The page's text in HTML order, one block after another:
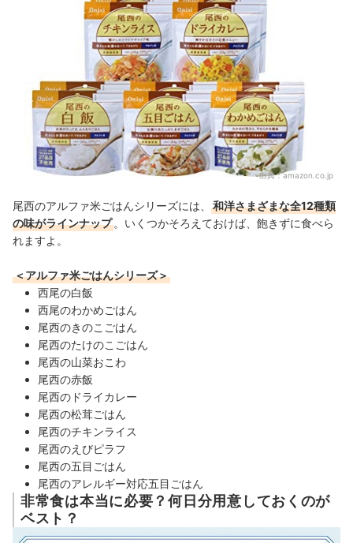
出典：amazon.co.jp
尾西のアルファ米ごはんシリーズには、
和洋さまざまな全12種類
の味がラインナップ 。いくつかそろえておけば、飽きずに食べら
れますよ。
＜アルファ米ごはんシリーズ＞
西尾の白飯
西尾のわかめごはん
尾西のきのこごはん
尾西のたけのこごはん
尾西の山菜おこわ
尾西の赤飯
尾西のドライカレー
尾西の松茸ごはん
尾西のチキンライス
尾西のえびピラフ
尾西の五目ごはん
尾西のアレルギー対応五目ごはん
非常食は本当に必要？何日分用意しておくのが
ベスト？